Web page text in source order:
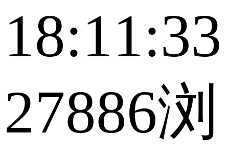
18:11:33
27886浏